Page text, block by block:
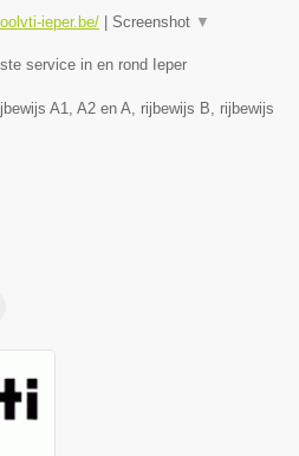
ieper.be/ Screenshot ▼
service in en rond Ieper
A1, A2 en A, rijbewijs B, rijbewijs